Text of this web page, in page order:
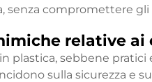
senza compromettere gli
relative
plastica, sebbene
sulla sicurezza e